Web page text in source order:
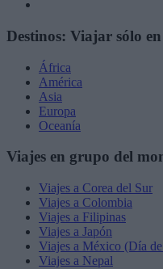
Destinos: Viajar sólo
África
América
Asia
Europa
Oceanía
Viajes en grupo del
Viajes a Corea del Sur
Viajes a Colombia
Viajes a Filipinas
Viajes a Japón
Viajes a México (Día
Viajes a Nepal